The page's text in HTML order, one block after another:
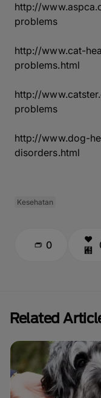
http://
problems
http://www.cat-
problems.html
http://
problems
http://www.dog-
disorders.html
Kesehatan
0
Related